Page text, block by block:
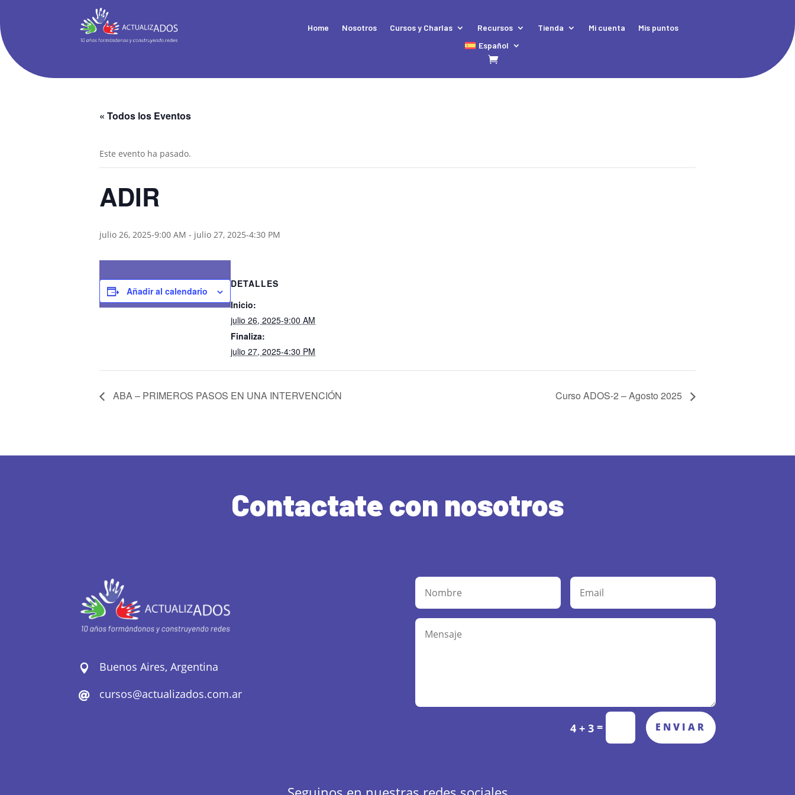
Home Nosotros Cursos y Charlas Recursos Tienda Mi cuenta
Mis puntos
Español
« Todos los Eventos
Este evento ha pasado.
ADIR
julio 26, 2025-9:00 AM - julio 27, 2025-4:30 PM
Añadir al calendario
DETALLES
Inicio:
julio 26, 2025-9:00 AM
Finaliza:
julio 27, 2025-4:30 PM
ABA – PRIMEROS PASOS EN UNA INTERVENCIÓN Curso ADOS-2 – Agosto 2025
Contactate con nosotros
 Buenos Aires, Argentina
 cursos@actualizados.com.ar
4 + 3= ENVIAR